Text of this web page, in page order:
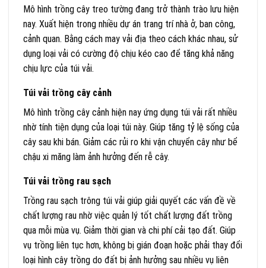
Mô hình trồng cây treo tường đang trở thành trào lưu hiện
nay. Xuất hiện trong nhiều dự án trang trí nhà ở, ban công,
cảnh quan. Bằng cách may vải địa theo cách khác nhau, sử
dụng loại vải có cường độ chịu kéo cao để tăng khả năng
chịu lực của túi vải.
Túi vải trồng cây cảnh
Mô hình trồng cây cảnh hiện nay ứng dụng túi vải rất nhiều
nhờ tính tiện dụng của loại túi này. Giúp tăng tỷ lệ sống của
cây sau khi bán. Giảm các rủi ro khi vận chuyển cây như bể
chậu xi măng làm ảnh hưởng đến rễ cây.
Túi vải trồng rau sạch
Trồng rau sạch trông túi vải giúp giải quyết các vấn đề về
chất lượng rau nhờ việc quản lý tốt chất lượng đất trồng
qua mỗi mùa vụ. Giảm thời gian và chi phí cải tạo đất. Giúp
vụ trồng liên tục hơn, không bị gián đoạn hoặc phải thay đổi
loại hình cây trồng do đất bị ảnh hưởng sau nhiều vụ liên